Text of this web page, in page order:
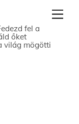
fel a
őket
világ mögötti